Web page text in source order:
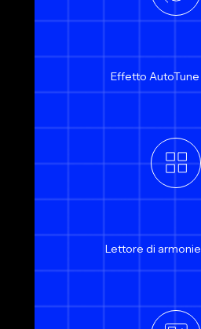
Effetto AutoTune
Lettore di